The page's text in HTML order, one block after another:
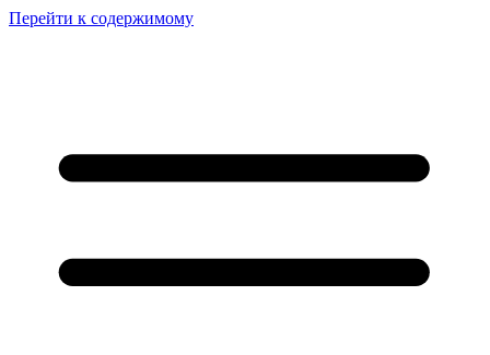
Перейти к содержимому